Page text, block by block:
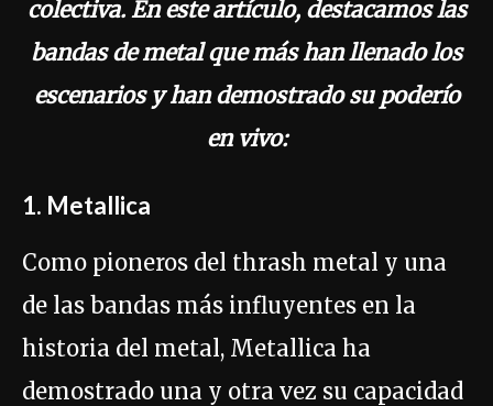
colectiva. En este artículo, destacamos las
bandas de metal que más han llenado los
escenarios y han demostrado su poderío
en vivo:
1. Metallica
Como pioneros del thrash metal y una
de las bandas más influyentes en la
historia del metal, Metallica ha
demostrado una y otra vez su capacidad